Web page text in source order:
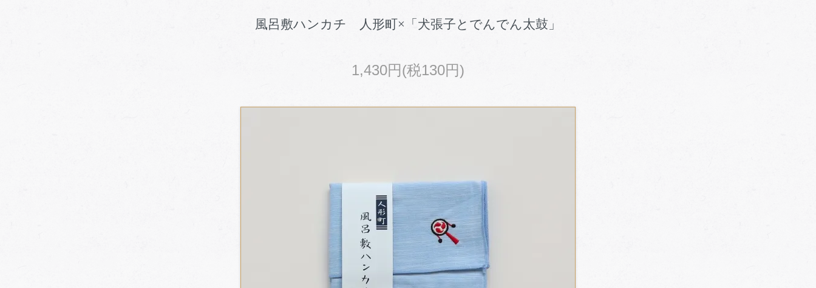
風呂敷ハンカチ 人形町×「犬張子とでんでん太鼓」
1,430円(税130円)